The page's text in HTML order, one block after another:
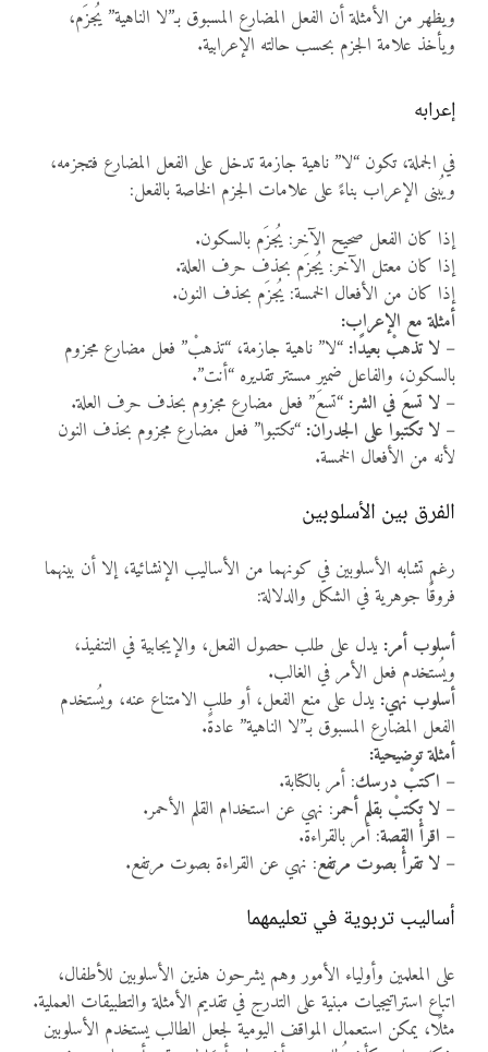
ويظهر من الأمثلة أن الفعل المضارع المسبوق بـ”لا الناهية” يُجزَم،
ويأخذ علامة الجزم بحسب حالته الإعرابية.
إعرابه
في الجملة، تكون “لا” ناهية جازمة تدخل على الفعل المضارع فتجزمه،
ويُبنى الإعراب بناءً على علامات الجزم الخاصة بالفعل:
إذا كان الفعل صحيح الآخر: يُجزَم بالسكون.
إذا كان معتل الآخر: يُجزَم بحذف حرف العلة.
إذا كان من الأفعال الخمسة: يُجزَم بحذف النون.
أمثلة مع الإعراب:
– لا تذهبْ بعيدًا: “لا” ناهية جازمة، “تذهبْ” فعل مضارع مجزوم
بالسكون، والفاعل ضمير مستتر تقديره “أنت”.
– لا تسعَ في الشر: “تسعَ” فعل مضارع مجزوم بحذف حرف العلة.
– لا تكتبوا على الجدران: “تكتبوا” فعل مضارع مجزوم بحذف النون
لأنه من الأفعال الخمسة.
الفرق بين الأسلوبين
رغم تشابه الأسلوبين في كونهما من الأساليب الإنشائية، إلا أن بينهما
فروقًا جوهرية في الشكل والدلالة:
أسلوب أمر: يدل على طلب حصول الفعل، والإيجابية في التنفيذ،
ويُستخدم فعل الأمر في الغالب.
أسلوب نهي: يدل على منع الفعل، أو طلب الامتناع عنه، ويُستخدم
الفعل المضارع المسبوق بـ”لا الناهية” عادةً.
أمثلة توضيحية:
– اكتبْ درسك: أمر بالكتابة.
– لا تكتبْ بقلم أحمر: نهي عن استخدام القلم الأحمر.
– اقرأْ القصة: أمر بالقراءة.
– لا تقرأْ بصوت مرتفع: نهي عن القراءة بصوت مرتفع.
أساليب تربوية في تعليمهما
على المعلمين وأولياء الأمور وهم يشرحون هذين الأسلوبين للأطفال،
اتباع استراتيجيات مبنية على التدرج في تقديم الأمثلة والتطبيقات العملية.
مثلًا، يمكن استعمال المواقف اليومية لجعل الطالب يستخدم الأسلوبين